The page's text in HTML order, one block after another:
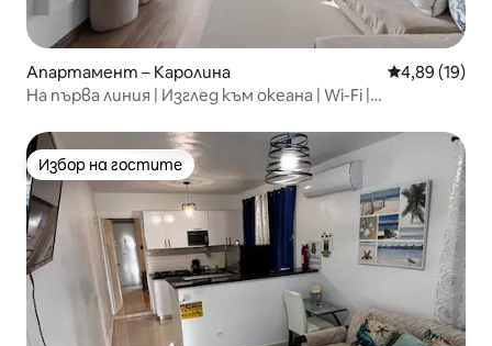
Апартамент – Каролина Средна
4,89 (19)
На първа линия | Изглед към океана | Wi-Fi |
Избор на гостите
Избор на гостите